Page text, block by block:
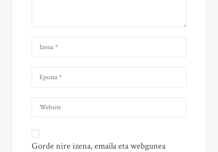
Gorde nire izena, emaila eta webgunea